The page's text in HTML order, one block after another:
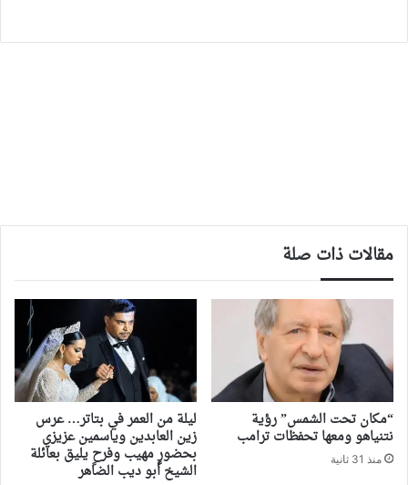
مقالات ذات صلة
“مكان تحت الشمس” رؤية
نتنياهو ومعها تحفظات ترامب
منذ 31 ثانية
ليلة من العمر في بتاتر… عرس
زين العابدين وياسمين عزيزي
بحضورٍ مهيب وفرحٍ يليق بعائلة
الشيخ أبو ديب الضاهر